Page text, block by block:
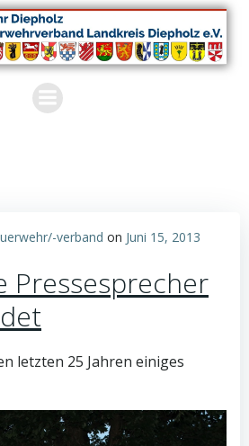
Zum
Inhalt
springen
verband on Juni 15, 2013
Pressesprecher
letzten 25 Jahren einiges